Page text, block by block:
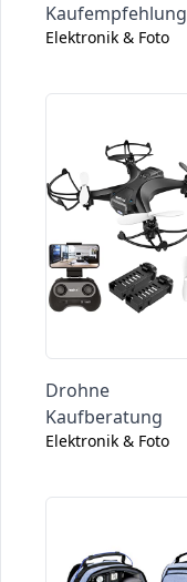
Kaufempfehlung
Elektronik & Foto
Drohne
Kaufberatung
Elektronik & Foto